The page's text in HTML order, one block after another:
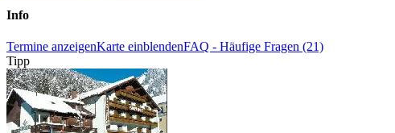
Info
Termine anzeigenKarte einblendenFAQ - Häufige Fragen (21)
Tipp